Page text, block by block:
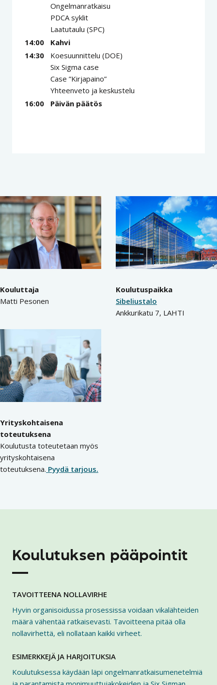
Ongelmanratkaisu
PDCA syklit
Laatutaulu (SPC)
14:00
Kahvi
14:30
Koesuunnittelu (DOE)
Six Sigma case
Case ”Kirjapaino”
Yhteenveto ja keskustelu
16:00
Päivän päätös
Kouluttaja
Matti Pesonen
Koulutuspaikka
Sibeliustalo
Ankkurikatu 7, LAHTI
Yrityskohtaisena
toteutuksena
Koulutusta toteutetaan myös
yrityskohtaisena
toteutuksena. Pyydä tarjous.
Koulutuksen pääpointit
TAVOITTEENA NOLLAVIRHE
Hyvin organisoidussa prosessissa voidaan vikalähteiden
määrä vähentää ratkaisevasti. Tavoitteena pitää olla
nollavirhettä, eli nollataan kaikki virheet.
ESIMERKKEJÄ JA HARJOITUKSIA
Koulutuksessa käydään läpi ongelmanratkaisumenetelmiä